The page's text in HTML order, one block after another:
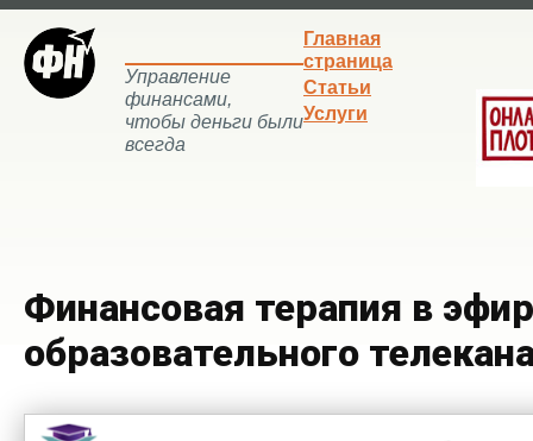
Управление
финансами,
чтобы деньги были
всегда
Главная
страница
Статьи
Услуги
Финансовая терапия в
образовательного